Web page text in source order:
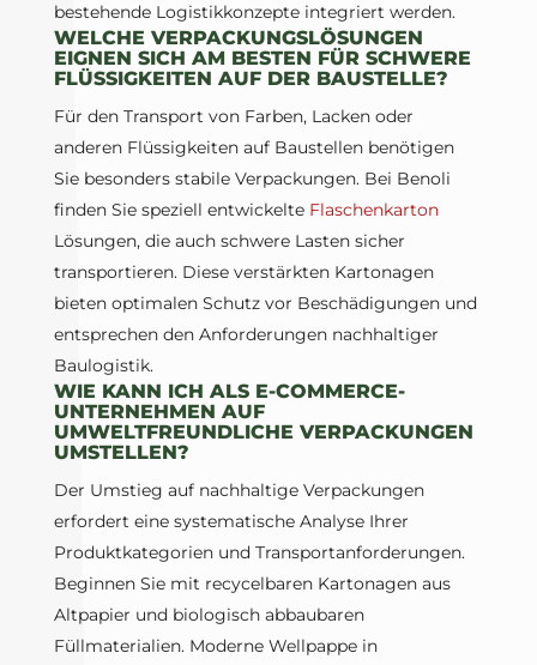
bestehende Logistikkonzepte integriert werden.
WELCHE VERPACKUNGSLÖSUNGEN
EIGNEN SICH AM BESTEN FÜR SCHWERE
FLÜSSIGKEITEN AUF DER BAUSTELLE?
Für den Transport von Farben, Lacken oder
anderen Flüssigkeiten auf Baustellen benötigen
Sie besonders stabile Verpackungen. Bei Benoli
finden Sie speziell entwickelte Flaschenkarton
Lösungen, die auch schwere Lasten sicher
transportieren. Diese verstärkten Kartonagen
bieten optimalen Schutz vor Beschädigungen und
entsprechen den Anforderungen nachhaltiger
Baulogistik.
WIE KANN ICH ALS E-COMMERCE-
UNTERNEHMEN AUF
UMWELTFREUNDLICHE VERPACKUNGEN
UMSTELLEN?
Der Umstieg auf nachhaltige Verpackungen
erfordert eine systematische Analyse Ihrer
Produktkategorien und Transportanforderungen.
Beginnen Sie mit recycelbaren Kartonagen aus
Altpapier und biologisch abbaubaren
Füllmaterialien. Moderne Wellpappe in